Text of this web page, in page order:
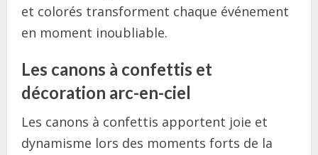
et colorés transforment chaque événement
en moment inoubliable.
Les canons à confettis et
décoration arc-en-ciel
Les canons à confettis apportent joie et
dynamisme lors des moments forts de la